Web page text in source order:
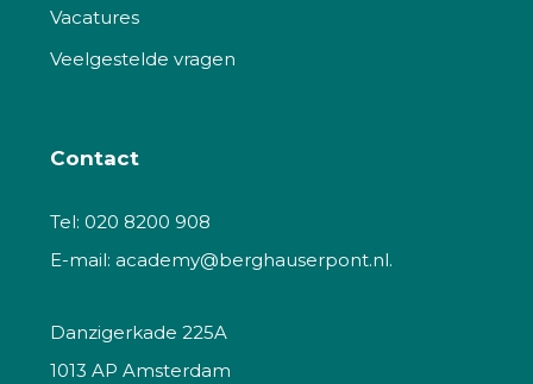
Vacatures
Veelgestelde vragen
Contact
Tel: 020 8200 908
E-mail: academy@berghauserpont.nl.
Danzigerkade 225A
1013 AP Amsterdam